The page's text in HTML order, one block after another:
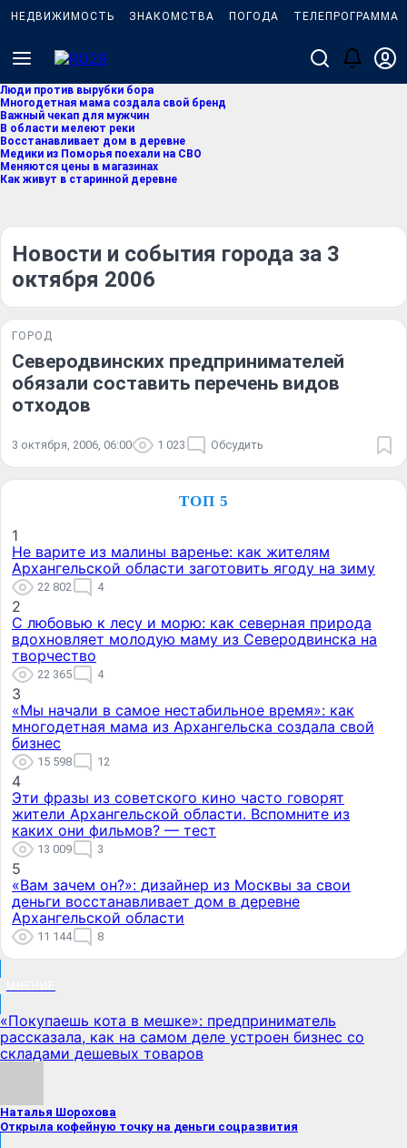
НЕДВИЖИМОСТЬ ЗНАКОМСТВА ПОГОДА ТЕЛЕПРОГРАММА
Люди против вырубки бора
Многодетная мама создала свой бренд
Важный чекап для мужчин
В области мелеют реки
Восстанавливает дом в деревне
Медики из Поморья поехали на СВО
Меняются цены в магазинах
Как живут в старинной деревне
Новости и события города за 3
октября 2006
ГОРОД
Северодвинских предпринимателей
обязали составить перечень видов
отходов
3 октября, 2006, 06:00 1 023 Обсудить
ТОП 5
1
Не варите из малины варенье: как жителям
Архангельской области заготовить ягоду на зиму
22 802 4
2
С любовью к лесу и морю: как северная природа
вдохновляет молодую маму из Северодвинска на
творчество
22 365 4
3
«Мы начали в самое нестабильное время»: как
многодетная мама из Архангельска создала свой
бизнес
15 598 12
4
Эти фразы из советского кино часто говорят
жители Архангельской области. Вспомните из
каких они фильмов? — тест
13 009 3
5
«Вам зачем он?»: дизайнер из Москвы за свои
деньги восстанавливает дом в деревне
Архангельской области
11 144 8
«Покупаешь кота в мешке»: предприниматель
рассказала, как на самом деле устроен бизнес со
складами дешевых товаров
Наталья Шорохова
Открыла кофейную точку на деньги соцразвития